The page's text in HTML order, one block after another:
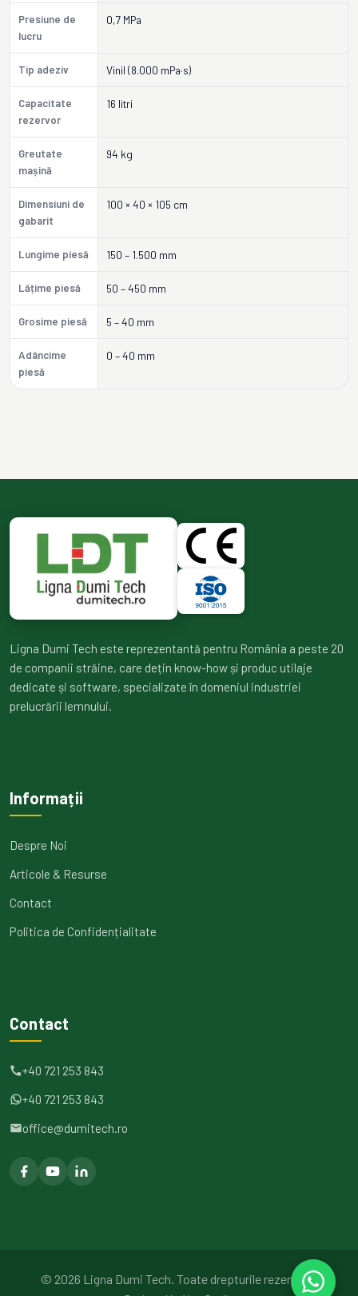
Presiune de
lucru
0,7 MPa
Tip adeziv Vinil (8.000 mPa·s)
Capacitate
rezervor
16 litri
Greutate
mașină
94 kg
Dimensiuni de
gabarit
100 × 40 × 105 cm
Lungime piesă 150 – 1.500 mm
Lățime piesă 50 – 450 mm
Grosime piesă 5 – 40 mm
Adâncime
piesă
0 – 40 mm
Ligna Dumi Tech este reprezentantă pentru România a peste 20
de companii străine, care dețin know-how și produc utilaje
dedicate și software, specializate în domeniul industriei
prelucrării lemnului.
Informații
Despre Noi
Articole & Resurse
Contact
Politica de Confidențialitate
Contact
+40 721 253 843
+40 721 253 843
office@dumitech.ro
© 2026 Ligna Dumi Tech. Toate drepturile rezervate.